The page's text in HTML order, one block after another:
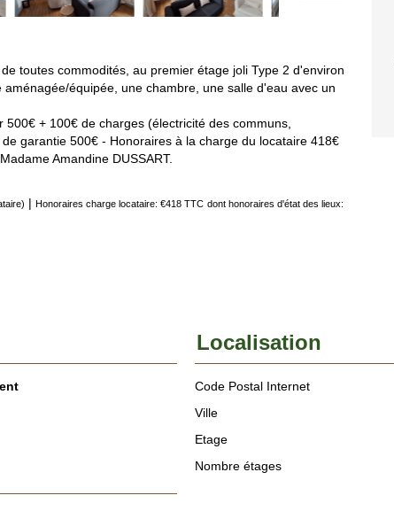
toutes commodités, au premier étage joli Type 2 d'environ
équipée, une chambre, une salle d'eau avec un
+ 100€ de charges (électricité des communs,
garantie 500€ - Honoraires à la charge du locataire 418€
Amandine DUSSART.
| Honoraires charge locataire: €418 TTC dont honoraires d'état des lieux:
Localisation
Code Postal Internet
Ville
Etage
Nombre étages